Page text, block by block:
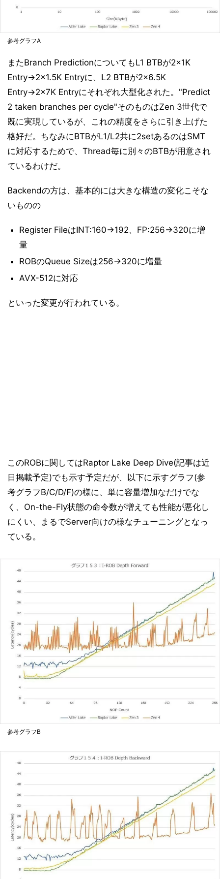
参考グラフA
またBranch PredictionについてもL1 BTBが2×1K
Entry→2×1.5K Entryに、L2 BTBが2×6.5K
Entry→2×7K Entryにそれぞれ大型化された。"Predict
2 taken branches per cycle"そのものはZen 3世代で
既に実現しているが、これの精度をさらに引き上げた
格好だ。ちなみにBTBがL1/L2共に2setあるのはSMT
に対応するためで、Thread毎に別々のBTBが用意され
ているわけだ。
Backendの方は、基本的には大きな構造の変化こそな
いものの
Register FileはINT:160→192、FP:256→320に増
量
ROBのQueue Sizeは256→320に増量
AVX-512に対応
といった変更が行われている。
このROBに関してはRaptor Lake Deep Dive(記事は近
日掲載予定)でも示す予定だが、以下に示すグラフ(参
考グラフB/C/D/F)の様に、単に容量増加なだけでな
く、On-the-Fly状態の命令数が増えても性能が悪化し
にくい、まるでServer向けの様なチューニングとなっ
ている。
参考グラフB